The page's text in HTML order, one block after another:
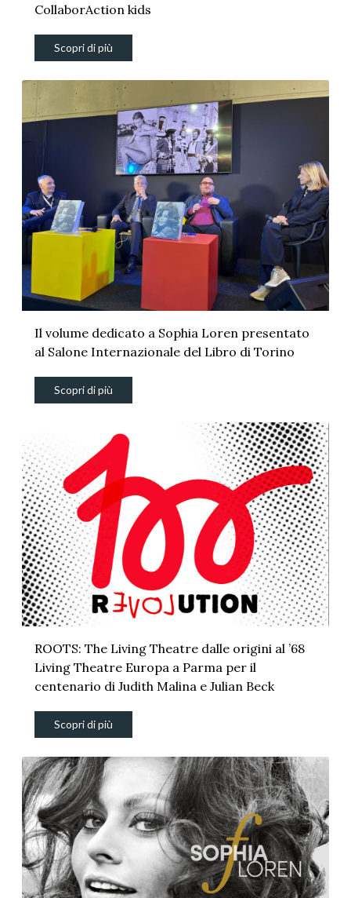
CollaborAction kids
Scopri di più
Il volume dedicato a Sophia Loren presentato
al Salone Internazionale del Libro di Torino
Scopri di più
ROOTS: The Living Theatre dalle origini al ’68
Living Theatre Europa a Parma per il
centenario di Judith Malina e Julian Beck
Scopri di più